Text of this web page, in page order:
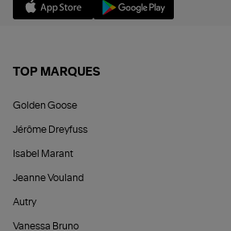
TOP MARQUES
Golden Goose
Jérôme Dreyfuss
Isabel Marant
Jeanne Vouland
Autry
Vanessa Bruno